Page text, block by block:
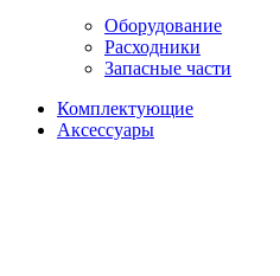
Оборудование
Расходники
Запасные части
Комплектующие
Аксессуары